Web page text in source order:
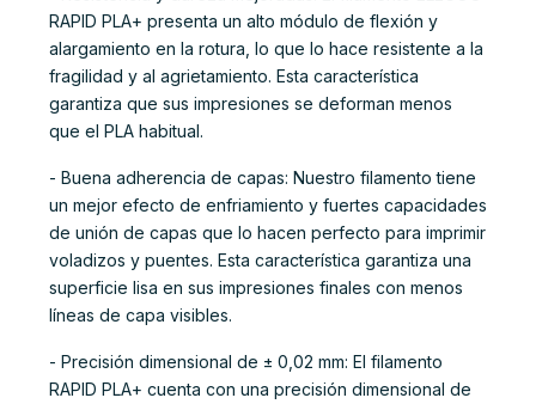
RAPID PLA+ presenta un alto módulo de flexión y
alargamiento en la rotura, lo que lo hace resistente a la
fragilidad y al agrietamiento. Esta característica
garantiza que sus impresiones se deforman menos
que el PLA habitual.
- Buena adherencia de capas: Nuestro filamento tiene
un mejor efecto de enfriamiento y fuertes capacidades
de unión de capas que lo hacen perfecto para imprimir
voladizos y puentes. Esta característica garantiza una
superficie lisa en sus impresiones finales con menos
líneas de capa visibles.
- Precisión dimensional de ± 0,02 mm: El filamento
RAPID PLA+ cuenta con una precisión dimensional de